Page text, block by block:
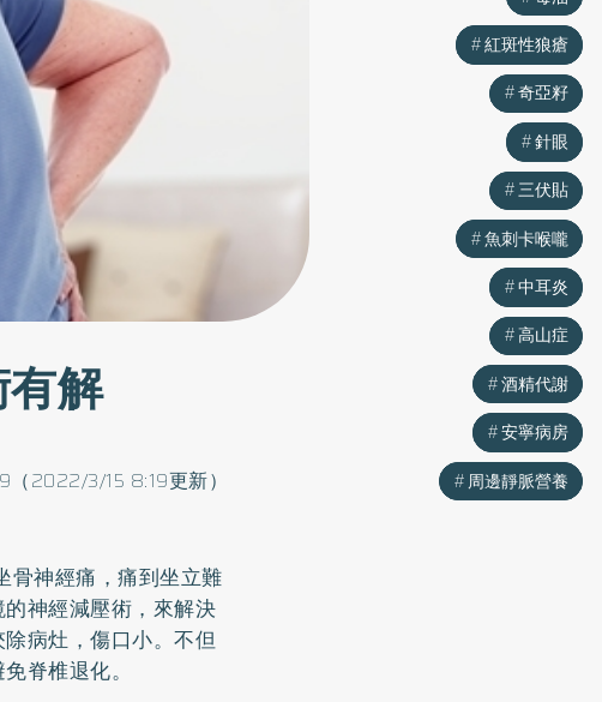
解
（2022/3/15 8:19更新）
骨神經痛，痛到坐立難
神經減壓術，來解決
病灶，傷口小。不但
脊椎退化。
紅斑性狼瘡
奇亞籽
針眼
三伏貼
魚刺卡喉嚨
中耳炎
高山症
酒精代謝
安寧病房
周邊靜脈營養
紅斑性狼瘡
奇亞籽
針眼
三伏貼
魚刺卡喉嚨
中耳炎
高山症
酒精代謝
安寧病房
周邊靜脈營養